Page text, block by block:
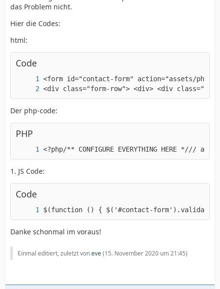
das Problem nicht.
Hier die Codes:
html:
Code
<div class="form-row"> <div> <div
Der php-code:
PHP
<?php/** CONFIGURE EVERYTHING
1. JS Code:
Code
$(function () { $('#contact-
Danke schonmal im voraus!
Einmal editiert, zuletzt voneve(15. November 2020 um 21:45)